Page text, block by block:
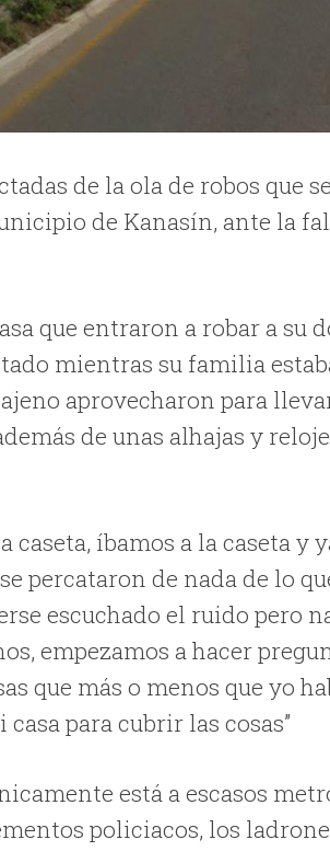
de la ola de robos que
de Kanasín, ante la
que entraron a robar a su
mientras su familia
aprovecharon para
de unas alhajas y
íbamos a la caseta y
percataron de nada de lo
escuchado el ruido pero
empezamos a hacer
que más o menos que yo
para cubrir las cosas”
está a escasos
policiacos, los